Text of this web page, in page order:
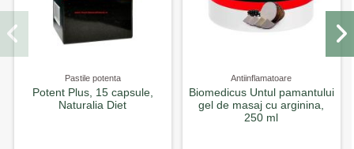
Pastile potenta
Potent Plus, 15 capsule,
Naturalia Diet
Antiinflamatoare
Biomedicus Untul pamantului
gel de masaj cu arginina,
250 ml